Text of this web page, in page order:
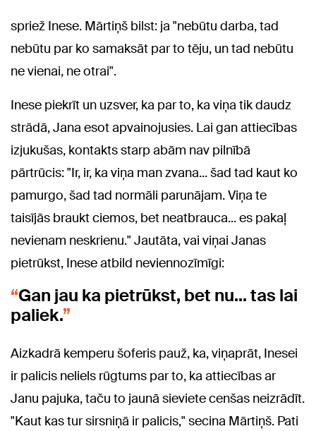
spriež Inese. Mārtiņš bilst: ja "nebūtu darba, tad
nebūtu par ko samaksāt par to tēju, un tad nebūtu
ne vienai, ne otrai".
Inese piekrīt un uzsver, ka par to, ka viņa tik daudz
strādā, Jana esot apvainojusies. Lai gan attiecības
izjukušas, kontakts starp abām nav pilnībā
pārtrūcis: "Ir, ir, ka viņa man zvana... šad tad kaut ko
pamurgo, šad tad normāli parunājam. Viņa te
taisījās braukt ciemos, bet neatbrauca... es pakaļ
nevienam neskrienu." Jautāta, vai viņai Janas
pietrūkst, Inese atbild neviennozīmīgi:
Gan jau ka pietrūkst, bet nu… tas lai
paliek.
Aizkadrā kemperu šoferis pauž, ka, viņaprāt, Inesei
ir palicis neliels rūgtums par to, ka attiecības ar
Janu pajuka, taču to jaunā sieviete cenšas neizrādīt.
"Kaut kas tur sirsniņā ir palicis," secina Mārtiņš. Pati